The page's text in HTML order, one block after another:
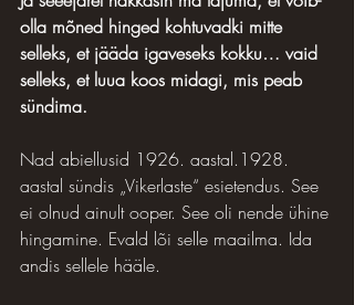
olla mõned hinged kohtuvadki mitte
selleks, et jääda igaveseks kokku… vaid
selleks, et luua koos midagi, mis peab
sündima.
Nad abiellusid 1926. aastal.1928.
aastal sündis „Vikerlaste“ esietendus. See
ei olnud ainult ooper. See oli nende ühine
hingamine. Evald lõi selle maailma. Ida
andis sellele hääle.